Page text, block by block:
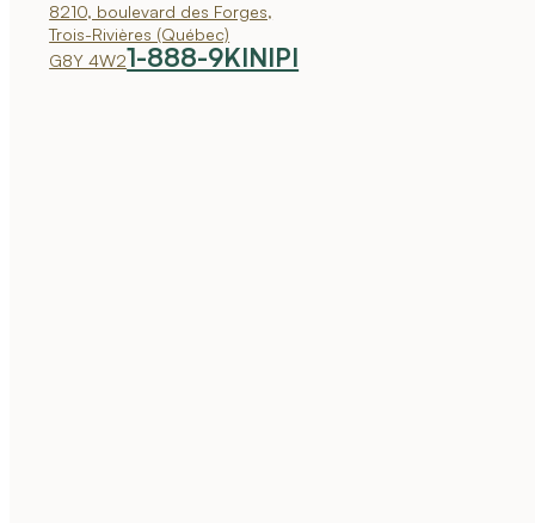
8210, boulevard des Forges,
Trois-Rivières (Québec)
G8Y 4W21-888-9KINIPI